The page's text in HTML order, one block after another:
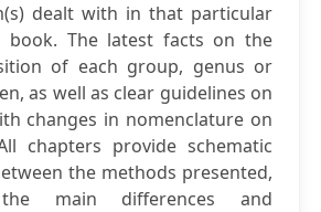
dealt with in that particular
The latest facts on the
of each group, genus or
as well as clear guidelines on
changes in nomenclature on
chapters provide schematic
the methods presented,
main differences and